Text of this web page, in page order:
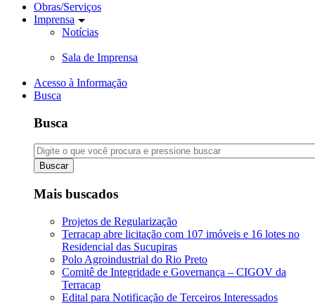
Obras/Serviços
Imprensa
Notícias
Sala de Imprensa
Acesso à Informação
Busca
Busca
Buscar
Mais buscados
Projetos de Regularização
Terracap abre licitação com 107 imóveis e 16 lotes no
Residencial das Sucupiras
Polo Agroindustrial do Rio Preto
Comitê de Integridade e Governança – CIGOV da
Terracap
Edital para Notificação de Terceiros Interessados